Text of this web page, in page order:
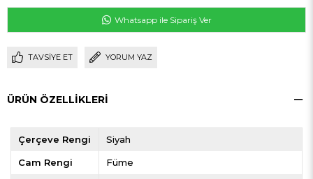
Whatsapp ile Sipariş Ver
TAVSIYE ET YORUM YAZ
ÜRÜN ÖZELLIKLERI
Çerçeve Rengi Siyah
Cam Rengi Füme